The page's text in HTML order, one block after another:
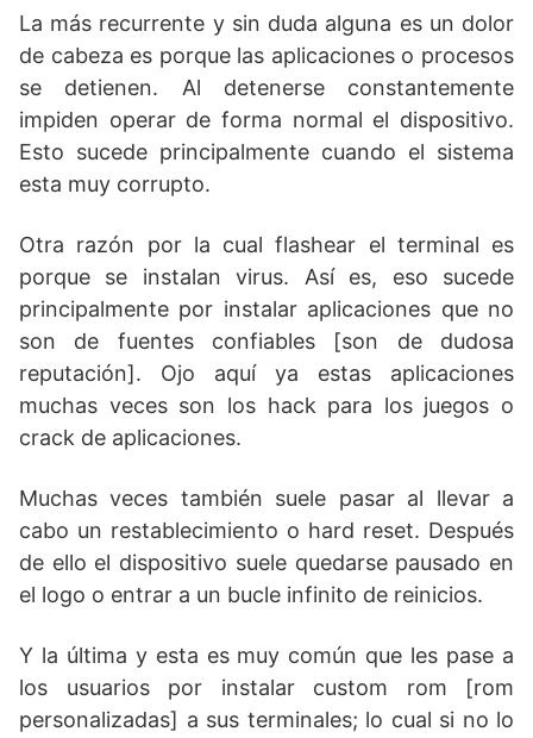
La más recurrente y sin duda alguna es un dolor
de cabeza es porque las aplicaciones o procesos
se detienen. Al detenerse constantemente
impiden operar de forma normal el dispositivo.
Esto sucede principalmente cuando el sistema
esta muy corrupto.
Otra razón por la cual flashear el terminal es
porque se instalan virus. Así es, eso sucede
principalmente por instalar aplicaciones que no
son de fuentes confiables [son de dudosa
reputación]. Ojo aquí ya estas aplicaciones
muchas veces son los hack para los juegos o
crack de aplicaciones.
Muchas veces también suele pasar al llevar a
cabo un restablecimiento o hard reset. Después
de ello el dispositivo suele quedarse pausado en
el logo o entrar a un bucle infinito de reinicios.
Y la última y esta es muy común que les pase a
los usuarios por instalar custom rom [rom
personalizadas] a sus terminales; lo cual si no lo